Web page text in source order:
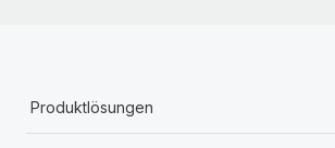
Produktlösungen